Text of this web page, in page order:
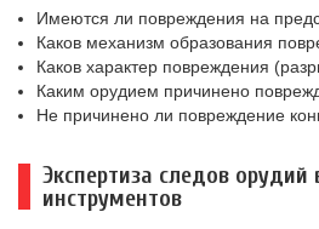
Имеются ли повреждения на
Каков механизм образования
Каков характер повреждения
Каким орудием причинено
Не причинено ли повреждение
Экспертиза следов орудий
инструментов